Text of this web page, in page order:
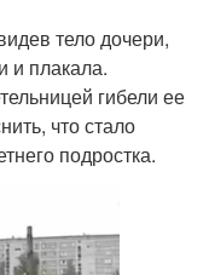
тело дочери,
и плакала.
гибели ее
что стало
подростка.